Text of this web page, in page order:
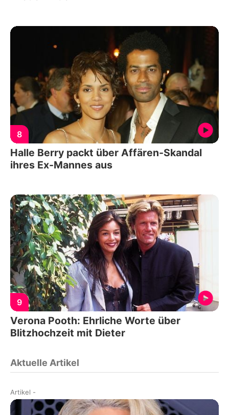
8
Halle Berry packt über Affären-Skandal
ihres Ex-Mannes aus
9
Verona Pooth: Ehrliche Worte über
Blitzhochzeit mit Dieter
Aktuelle Artikel
Artikel -